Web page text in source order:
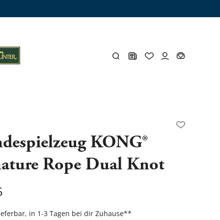
KONG®
Rope Dual Knot
in 1-3 Tagen bei dir Zuhause**